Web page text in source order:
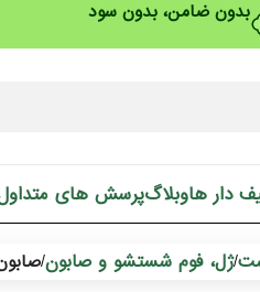
بدون ضامن، بدون سود
دار هاوبلاگپرسش های
/ژل، فوم شستشو و صابون/صابون